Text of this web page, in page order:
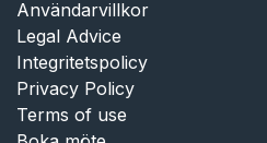
Användarvillkor
Legal Advice
Integritetspolicy
Privacy Policy
Terms of use